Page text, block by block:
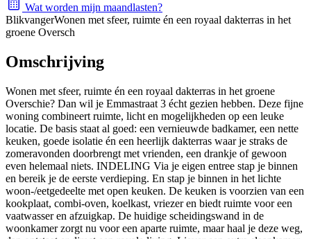
Wat worden mijn maandlasten?
BlikvangerWonen met sfeer, ruimte én een royaal dakterras in het
groene Oversch
Omschrijving
Wonen met sfeer, ruimte én een royaal dakterras in het groene
Overschie? Dan wil je Emmastraat 3 écht gezien hebben. Deze fijne
woning combineert ruimte, licht en mogelijkheden op een leuke
locatie. De basis staat al goed: een vernieuwde badkamer, een nette
keuken, goede isolatie én een heerlijk dakterras waar je straks de
zomeravonden doorbrengt met vrienden, een drankje of gewoon
even helemaal niets. INDELING Via je eigen entree stap je binnen
en bereik je de eerste verdieping. En stap je binnen in het lichte
woon-/eetgedeelte met open keuken. De keuken is voorzien van een
kookplaat, combi-oven, koelkast, vriezer en biedt ruimte voor een
vaatwasser en afzuigkap. De huidige scheidingswand in de
woonkamer zorgt nu voor een aparte ruimte, maar haal je deze weg,